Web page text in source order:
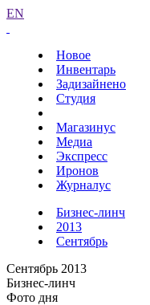
EN
Новое
Инвентарь
Задизайнено
Студия
Магазинус
Медиа
Экспресс
Иронов
Журналус
Бизнес-линч
2013
Сентябрь
Сентябрь 2013
Бизнес-линч
Фото дня